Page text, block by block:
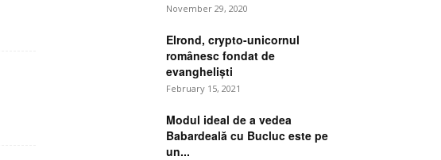
November 29, 2020
Elrond, crypto-unicornul
românesc fondat de
evangheliști
February 15, 2021
Modul ideal de a vedea
Babardeală cu Bucluc este pe
un...